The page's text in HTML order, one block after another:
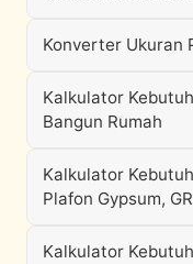
Konverter Ukuran
Kalkulator
Bangun Rumah
Kalkulator
Plafon Gypsum,
Kalkulator